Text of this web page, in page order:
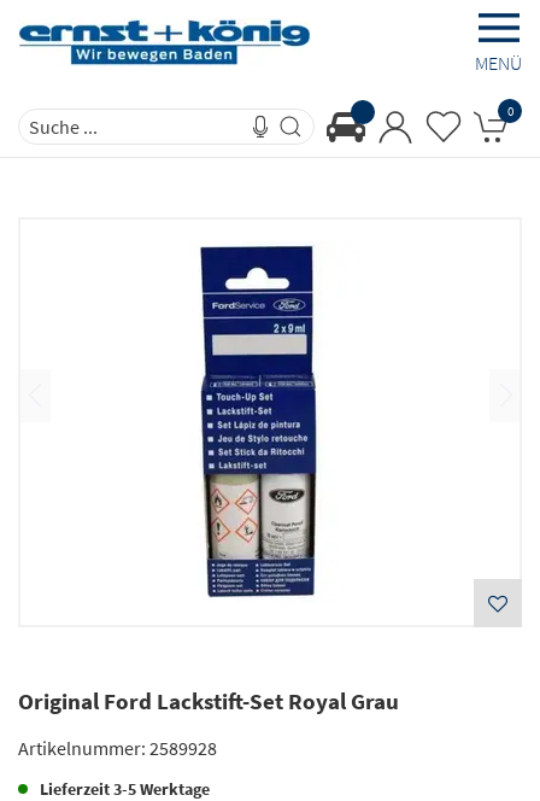
MENÜ
0
Original Ford Lackstift-Set Royal Grau
Artikelnummer: 2589928
Lieferzeit3-5 Werktage